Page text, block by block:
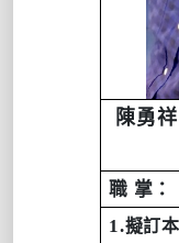
陳勇
職 掌：
1.擬訂